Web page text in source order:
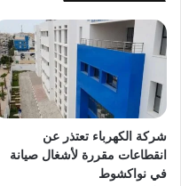
شركة الكهرباء تعتذر عن
انقطاعات مقررة لأشغال صيانة
في نواكشوط